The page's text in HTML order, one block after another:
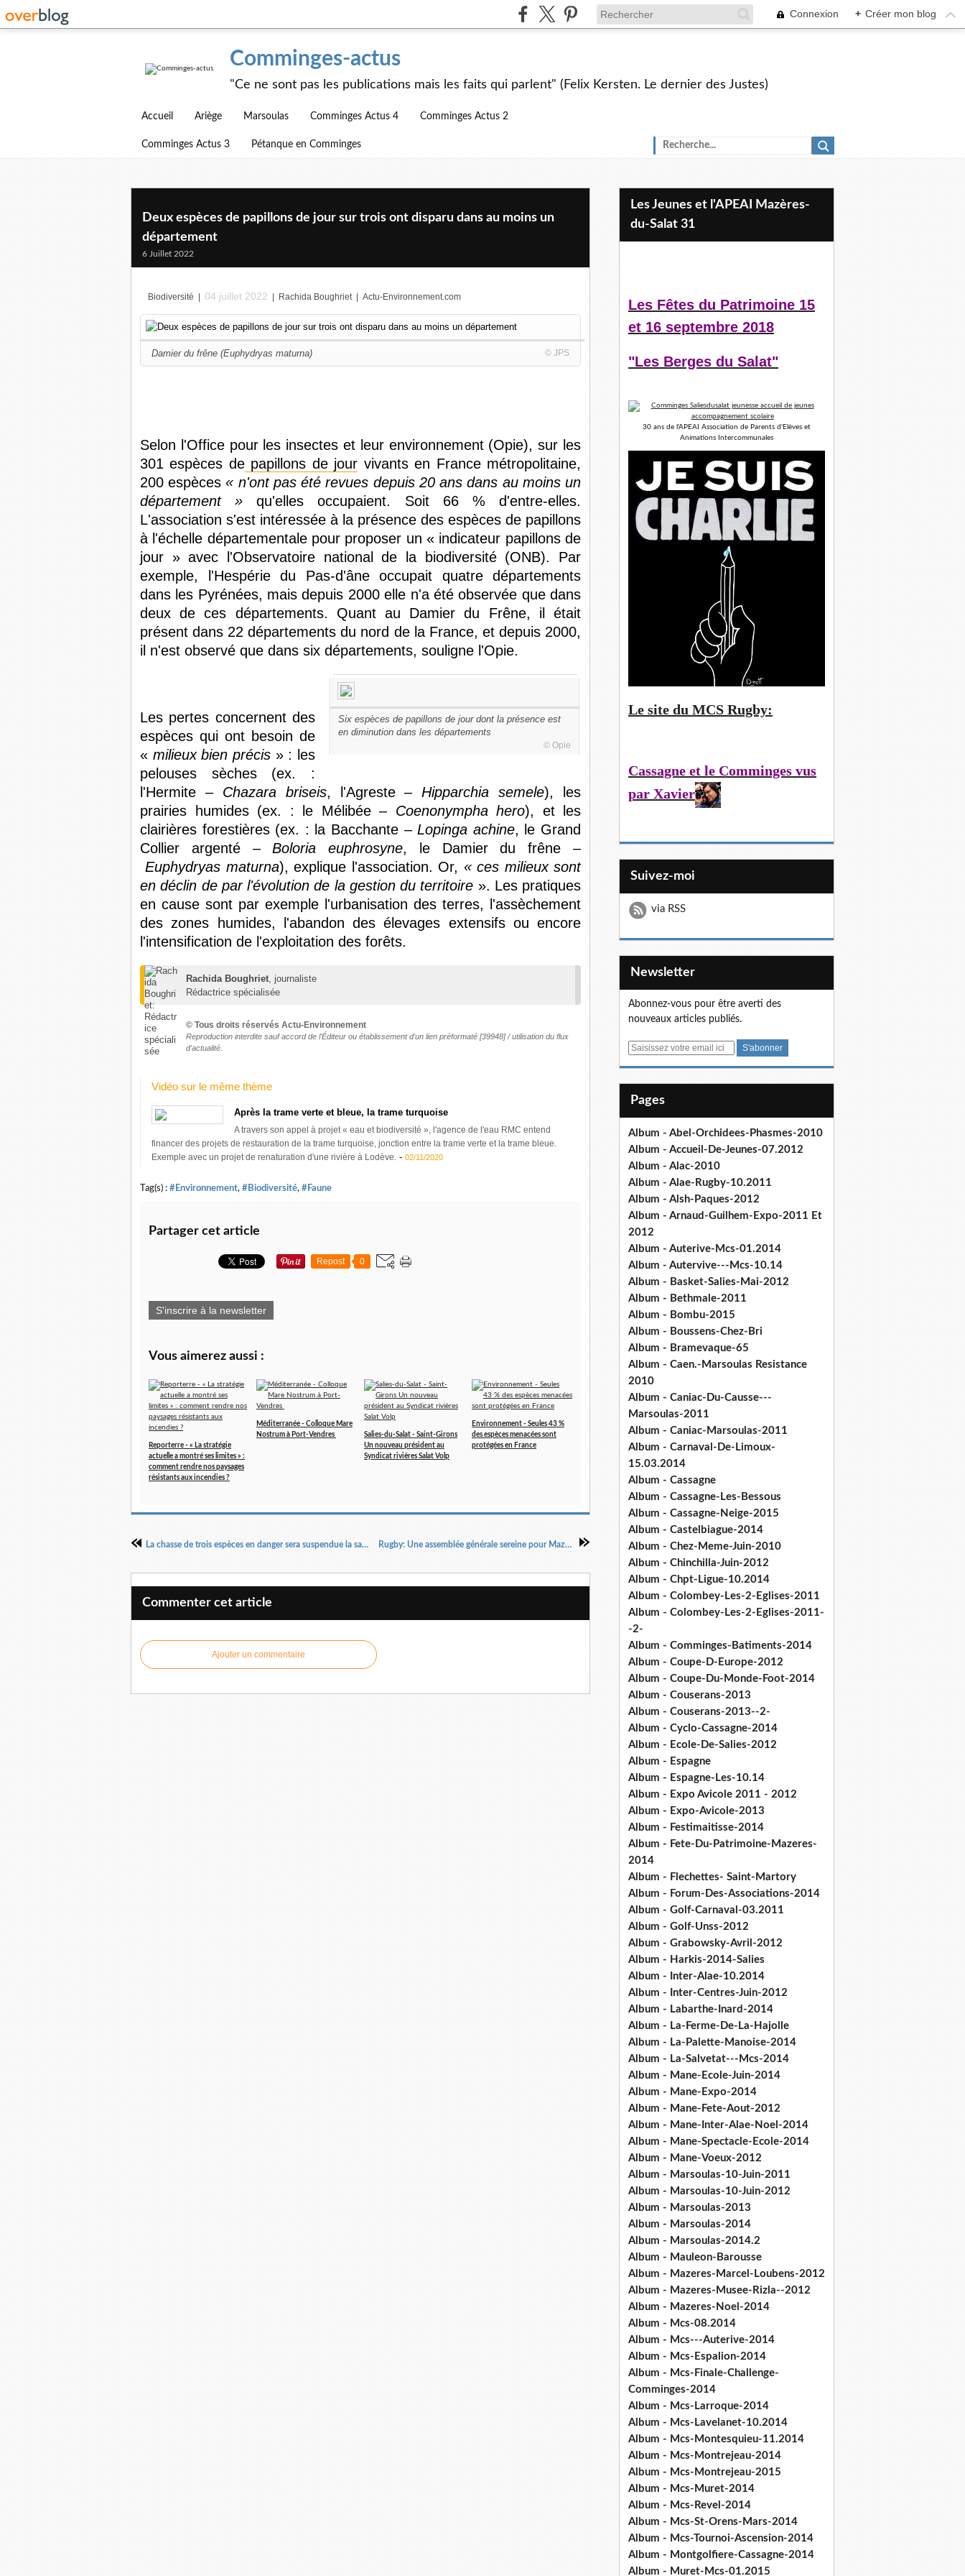
Connexion + Créer mon blog
Comminges-actus
"Ce ne sont pas les publications mais les faits qui parlent" (Felix Kersten. Le dernier des Justes)
Accueil Ariège Marsoulas Comminges Actus 4 Comminges Actus 2
Comminges Actus 3 Pétanque en Comminges
Deux espèces de papillons de jour sur trois ont disparu dans au moins un
département
6 Juillet 2022
Biodiversité 04 juillet 2022 Rachida Boughriet| Actu-Environnement.com
© JPS
Damier du frêne (Euphydryas maturna)
Selon l'Office pour les insectes et leur environnement (Opie), sur les
301 espèces de papillons de jour vivants en France métropolitaine,
200 espèces « n'ont pas été revues depuis 20 ans dans au moins un
département »
qu'elles occupaient. Soit 66 % d'entre-elles.
L'association s'est intéressée à la présence des espèces de papillons
à l'échelle départementale pour proposer un « indicateur papillons de
jour » avec l'Observatoire national de la biodiversité (ONB). Par
exemple, l'Hespérie du Pas-d'âne occupait quatre départements
dans les Pyrénées, mais depuis 2000 elle n'a été observée que dans
deux de ces départements. Quant au Damier du Frêne, il était
présent dans 22 départements du nord de la France, et depuis 2000,
il n'est observé que dans six départements, souligne l'Opie.
Six espèces de papillons de jour dont la présence est
en diminution dans les départements
© Opie
Les pertes concernent des
espèces qui ont besoin de
« milieux bien précis » : les
pelouses sèches (ex. :
l'Hermite – Chazara briseis, l'Agreste –Hipparchia semele), les
prairies humides (ex. : le Mélibée – Coenonympha hero), et les
clairières forestières (ex. : la Bacchante –Lopinga achine, le Grand
Collier argenté –Boloria euphrosyne, le Damier du frêne –
Euphydryas maturna), explique l'association. Or, « ces milieux sont
en déclin de par l'évolution de la gestion du territoire ». Les pratiques
en cause sont par exemple l'urbanisation des terres, l'assèchement
des zones humides, l'abandon des élevages extensifs ou encore
l'intensification de l'exploitation des forêts.
Rachida Boughriet , journaliste
Rédactrice spécialisée
© Tous droits réservés Actu-Environnement
Reproduction interdite sauf accord de l'Éditeur ou établissement d'un lien préformaté [39948] / utilisation du flux
d'actualité
Vidéo sur le même thème
Après la trame verte et bleue, la trame turquoise
A travers son appel à projet « eau et biodiversité », l'agence de l'eau RMC entend
financer des projets de restauration de la trame turquoise, jonction entre la trame verte et la trame bleue.
Exemple avec un projet de renaturation d'une rivière à Lodève. - 02/11/2020
Tag(s) : #Environnement, #Biodiversité, #Faune
Partager cet article
Repost 0
S'inscrire à la newsletter
Vous aimerez aussi :
Reporterre - « La stratégie
actuelle a montré ses limites » :
comment rendre nos paysages
résistants aux incendies ?
Méditerranée - Colloque Mare
Nostrum à Port-Vendres
Salies-du-Salat - Saint-Girons
Un nouveau président au
Syndicat rivières Salat Volp
Environnement - Seules 43 %
des espèces menacées sont
protégées en France
La chasse de trois espèces en danger sera suspendue la saison prochaine Rugby: Une assemblée générale sereine pour Mazères-Cassagne
Commenter cet article
Ajouter un commentaire
Les Jeunes et l'APEAI Mazères-
du-Salat 31
Les Fêtes du Patrimoine 15
et 16 septembre 2018
"Les Berges du Salat"
30 ans de l'APEAI Association de Parents d'Elèves et
Animations Intercommunales
Le site du MCS Rugby:
Cassagne et le Comminges vus
par Xavier
Suivez-moi
via RSS
Newsletter
Abonnez-vous pour être averti des
nouveaux articles publiés.
E
Pages
Album - Abel-Orchidees-Phasmes-2010
Album - Accueil-De-Jeunes-07.2012
Album - Alac-2010
Album - Alae-Rugby-10.2011
Album - Alsh-Paques-2012
Album - Arnaud-Guilhem-Expo-2011 Et
2012
Album - Auterive-Mcs-01.2014
Album - Autervive---Mcs-10.14
Album - Basket-Salies-Mai-2012
Album - Bethmale-2011
Album - Bombu-2015
Album - Boussens-Chez-Bri
Album - Bramevaque-65
Album - Caen.-Marsoulas Resistance
2010
Album - Caniac-Du-Causse---
Marsoulas-2011
Album - Caniac-Marsoulas-2011
Album - Carnaval-De-Limoux-
15.03.2014
Album - Cassagne
Album - Cassagne-Les-Bessous
Album - Cassagne-Neige-2015
Album - Castelbiague-2014
Album - Chez-Meme-Juin-2010
Album - Chinchilla-Juin-2012
Album - Chpt-Ligue-10.2014
Album - Colombey-Les-2-Eglises-2011
Album - Colombey-Les-2-Eglises-2011-
-2-
Album - Comminges-Batiments-2014
Album - Coupe-D-Europe-2012
Album - Coupe-Du-Monde-Foot-2014
Album - Couserans-2013
Album - Couserans-2013--2-
Album - Cyclo-Cassagne-2014
Album - Ecole-De-Salies-2012
Album - Espagne
Album - Espagne-Les-10.14
Album - Expo Avicole 2011 - 2012
Album - Expo-Avicole-2013
Album - Festimaitisse-2014
Album - Fete-Du-Patrimoine-Mazeres-
2014
Album - Flechettes- Saint-Martory
Album - Forum-Des-Associations-2014
Album - Golf-Carnaval-03.2011
Album - Golf-Unss-2012
Album - Grabowsky-Avril-2012
Album - Harkis-2014-Salies
Album - Inter-Alae-10.2014
Album - Inter-Centres-Juin-2012
Album - Labarthe-Inard-2014
Album - La-Ferme-De-La-Hajolle
Album - La-Palette-Manoise-2014
Album - La-Salvetat---Mcs-2014
Album - Mane-Ecole-Juin-2014
Album - Mane-Expo-2014
Album - Mane-Fete-Aout-2012
Album - Mane-Inter-Alae-Noel-2014
Album - Mane-Spectacle-Ecole-2014
Album - Mane-Voeux-2012
Album - Marsoulas-10-Juin-2011
Album - Marsoulas-10-Juin-2012
Album - Marsoulas-2013
Album - Marsoulas-2014
Album - Marsoulas-2014.2
Album - Mauleon-Barousse
Album - Mazeres-Marcel-Loubens-2012
Album - Mazeres-Musee-Rizla--2012
Album - Mazeres-Noel-2014
Album - Mcs-08.2014
Album - Mcs---Auterive-2014
Album - Mcs-Espalion-2014
Album - Mcs-Finale-Challenge-
Comminges-2014
Album - Mcs-Larroque-2014
Album - Mcs-Lavelanet-10.2014
Album - Mcs-Montesquieu-11.2014
Album - Mcs-Montrejeau-2014
Album - Mcs-Montrejeau-2015
Album - Mcs-Muret-2014
Album - Mcs-Revel-2014
Album - Mcs-St-Orens-Mars-2014
Album - Mcs-Tournoi-Ascension-2014
Album - Montgolfiere-Cassagne-2014
Album - Muret-Mcs-01.2015